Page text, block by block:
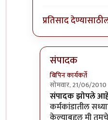
प्रतिसाद देण्यासाठी
संपादक
बिपिन कार्यकर्ते
सोमवार, 21/06/
In reply toनिषेध
संपादक झोपले
कर्मकांडातील